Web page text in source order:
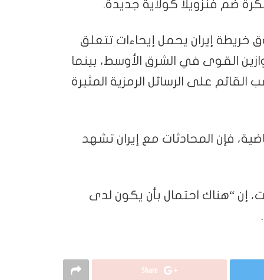
خريطة إيران يحمل إيحاءات تتعلق
القوى في الشرق الأوسط، بينما
على الرسائل الرمزية المثيرة
فإن المحادثات مع إيران تشهد
إن “هناك احتمال بأن يكون لدى
Share